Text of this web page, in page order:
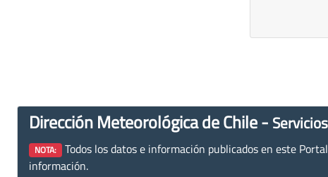
Dirección Meteorológica de Chile -
NOTA: Todos los datos e información publicados en este
información.